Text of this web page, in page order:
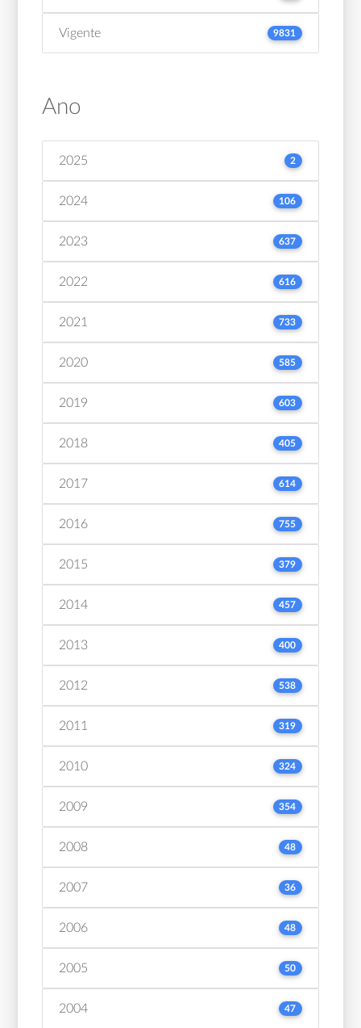
Vigente 9831
Ano
2025 2
2024 106
2023 637
2022 616
2021 733
2020 585
2019 603
2018 405
2017 614
2016 755
2015 379
2014 457
2013 400
2012 538
2011 319
2010 324
2009 354
2008 48
2007 36
2006 48
2005 50
2004 47